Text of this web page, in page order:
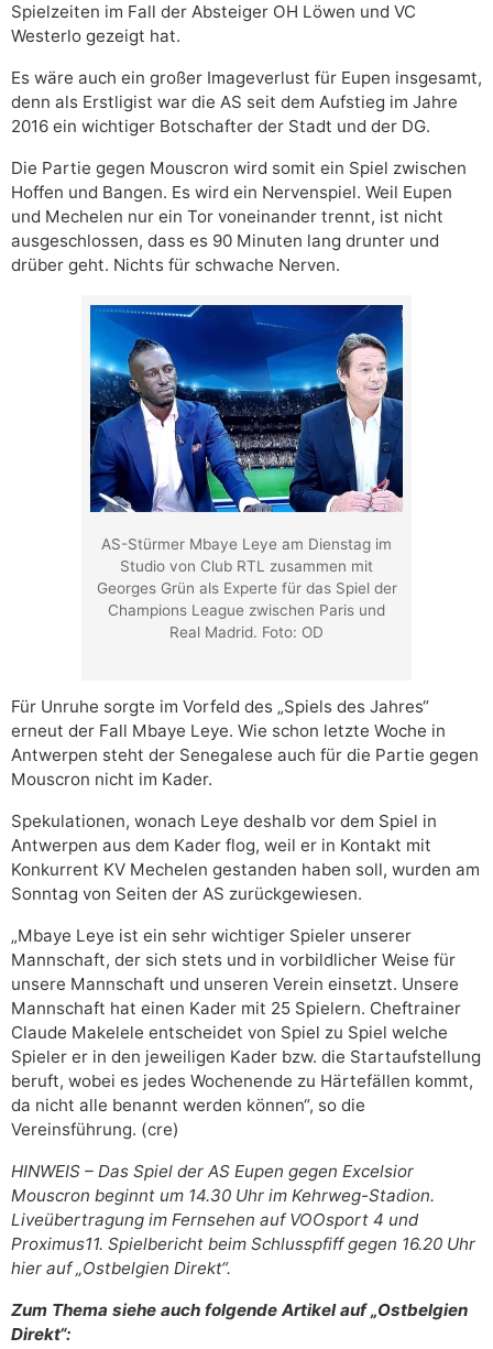
Spielzeiten im Fall der Absteiger OH Löwen und VC
Westerlo gezeigt hat.
Es wäre auch ein großer Imageverlust für Eupen insgesamt,
denn als Erstligist war die AS seit dem Aufstieg im Jahre
2016 ein wichtiger Botschafter der Stadt und der DG.
Die Partie gegen Mouscron wird somit ein Spiel zwischen
Hoffen und Bangen. Es wird ein Nervenspiel. Weil Eupen
und Mechelen nur ein Tor voneinander trennt, ist nicht
ausgeschlossen, dass es 90 Minuten lang drunter und
drüber geht. Nichts für schwache Nerven.
AS-Stürmer Mbaye Leye am Dienstag im
Studio von Club RTL zusammen mit
Georges Grün als Experte für das Spiel der
Champions League zwischen Paris und
Real Madrid. Foto: OD
Für Unruhe sorgte im Vorfeld des „Spiels des Jahres“
erneut der Fall Mbaye Leye. Wie schon letzte Woche in
Antwerpen steht der Senegalese auch für die Partie gegen
Mouscron nicht im Kader.
Spekulationen, wonach Leye deshalb vor dem Spiel in
Antwerpen aus dem Kader flog, weil er in Kontakt mit
Konkurrent KV Mechelen gestanden haben soll, wurden am
Sonntag von Seiten der AS zurückgewiesen.
„Mbaye Leye ist ein sehr wichtiger Spieler unserer
Mannschaft, der sich stets und in vorbildlicher Weise für
unsere Mannschaft und unseren Verein einsetzt. Unsere
Mannschaft hat einen Kader mit 25 Spielern. Cheftrainer
Claude Makelele entscheidet von Spiel zu Spiel welche
Spieler er in den jeweiligen Kader bzw. die Startaufstellung
beruft, wobei es jedes Wochenende zu Härtefällen kommt,
da nicht alle benannt werden können“, so die
Vereinsführung. (cre)
HINWEIS – Das Spiel der AS Eupen gegen Excelsior
Mouscron beginnt um 14.30 Uhr im Kehrweg-Stadion.
Liveübertragung im Fernsehen auf VOOsport 4 und
Proximus11. Spielbericht beim Schlusspfiff gegen 16.20 Uhr
hier auf „Ostbelgien Direkt“.
Zum Thema siehe auch folgende Artikel auf „Ostbelgien
Direkt“: